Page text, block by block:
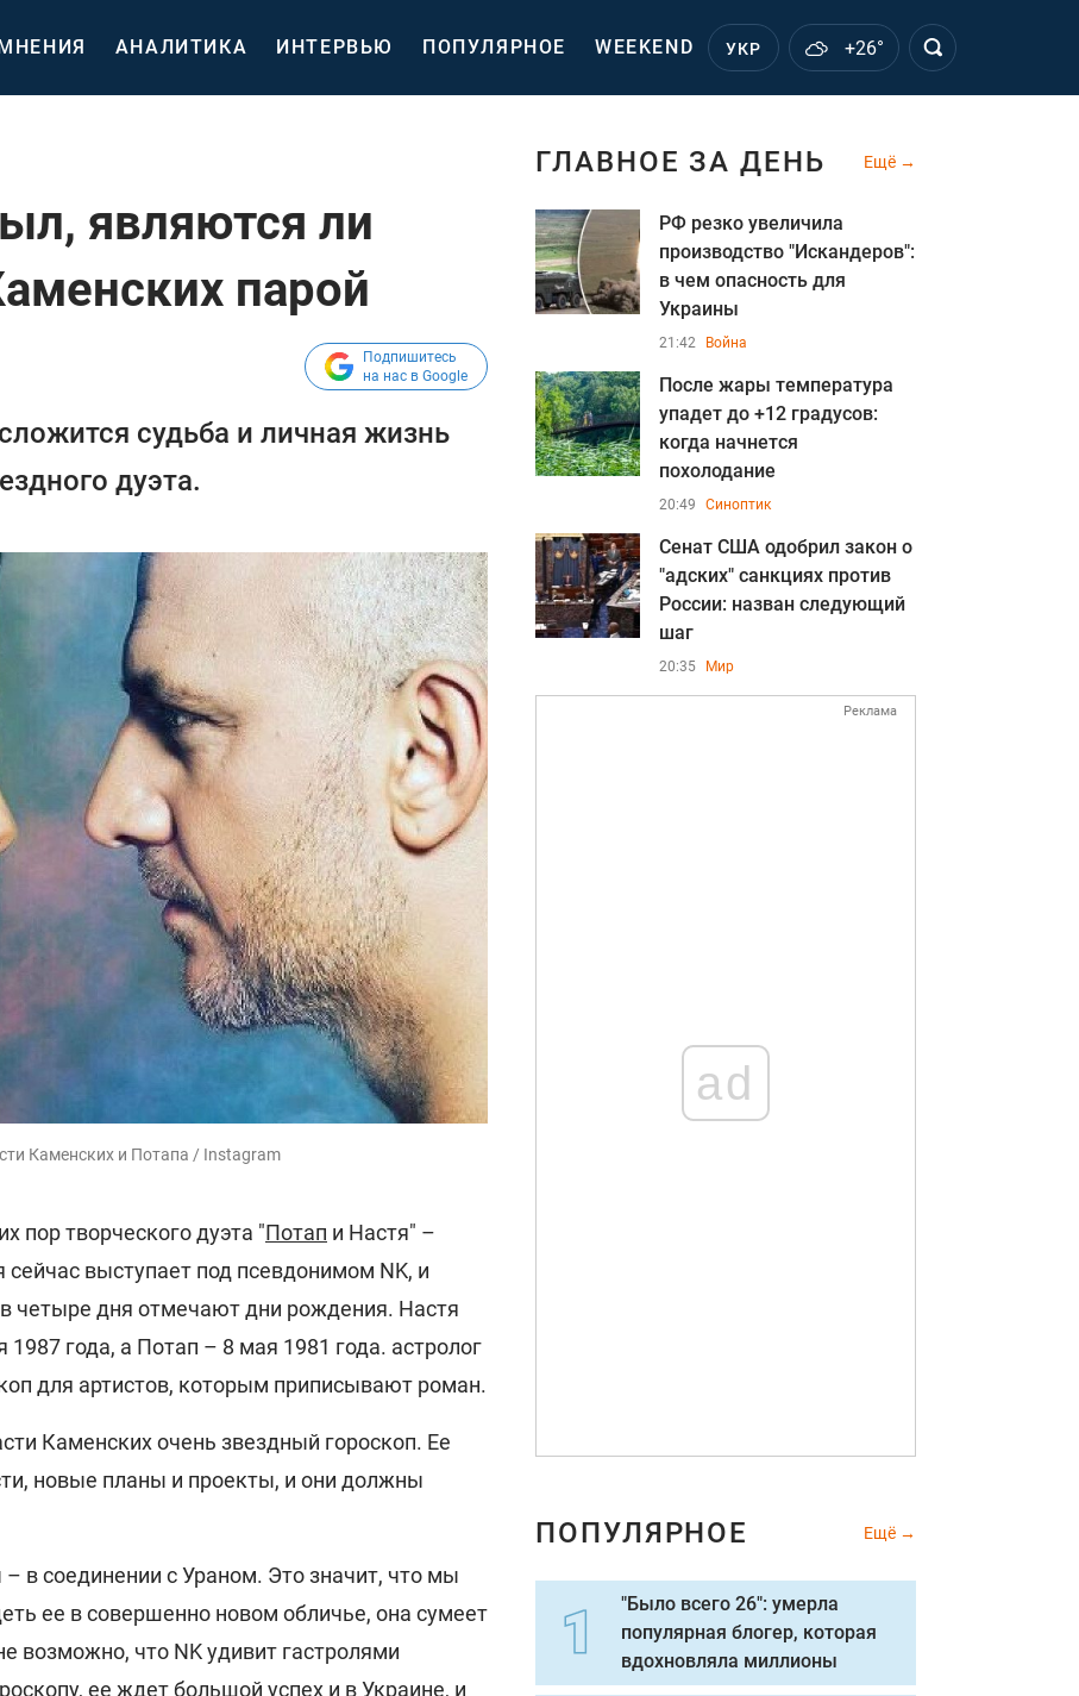
АНАЛИТИКА ИНТЕРВЬЮ ПОПУЛЯРНОЕ WEEKEND УКР +26°
являются ли
парой
Подпишитесь
на нас в Google
судьба и личная жизнь
дуэта.
Каменских и Потапа / Instagram
пор творческого дуэта "Потап и Настя" –
сейчас выступает под псевдонимом NK, и
четыре дня отмечают дни рождения. Настя
года, а Потап – 8 мая 1981 года. астролог
для артистов, которым приписывают роман.
Каменских очень звездный гороскоп. Ее
новые планы и проекты, и они должны
в соединении с Ураном. Это значит, что мы
ее в совершенно новом обличье, она сумеет
возможно, что NK удивит гастролями
ее ждет большой успех и в Украине, и
ГЛАВНОЕ ЗА ДЕНЬ Ещё
РФ резко увеличила
производство "Искандеров":
в чем опасность для
Украины
21:42 Война
После жары температура
упадет до +12 градусов:
когда начнется
похолодание
20:49 Синоптик
Сенат США одобрил закон о
"адских" санкциях против
России: назван следующий
шаг
20:35 Мир
Реклама
ad
ПОПУЛЯРНОЕ Ещё
"Было всего 26": умерла
популярная блогер, которая
вдохновляла миллионы